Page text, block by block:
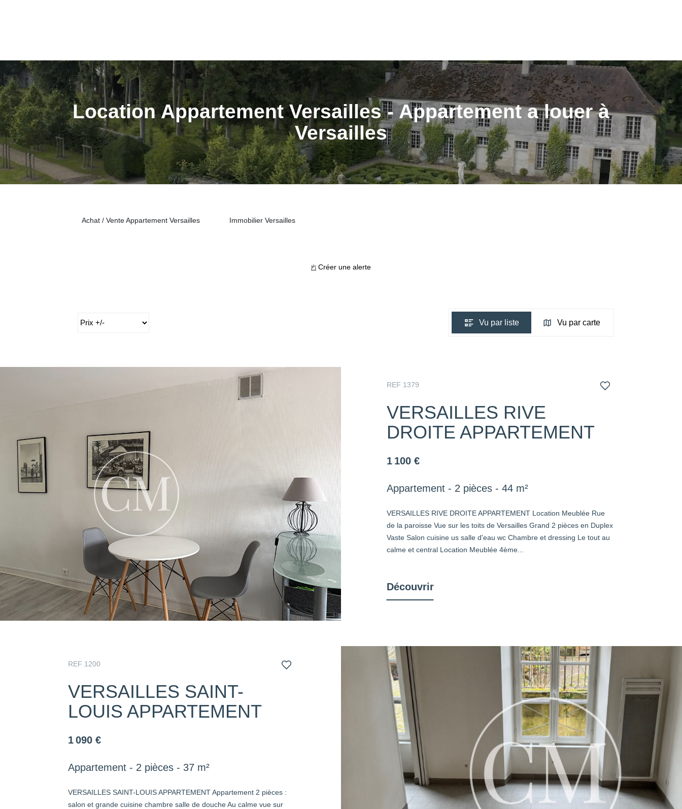
Location Appartement Versailles - Appartement a louer à
Versailles
Achat / Vente Appartement Versailles Immobilier Versailles
Créer une alerte
Vu par liste Vu par carte
REF 1379
VERSAILLES RIVE
DROITE APPARTEMENT
1 100 €
Appartement - 2 pièces - 44 m²
VERSAILLES RIVE DROITE APPARTEMENT Location Meublée Rue
de la paroisse Vue sur les toits de Versailles Grand 2 pièces en Duplex
Vaste Salon cuisine us salle d'eau wc Chambre et dressing Le tout au
calme et central Location Meublée 4ème...
Découvrir
REF 1200
VERSAILLES SAINT-
LOUIS APPARTEMENT
1 090 €
Appartement - 2 pièces - 37 m²
VERSAILLES SAINT-LOUIS APPARTEMENT Appartement 2 pièces :
salon et grande cuisine chambre salle de douche Au calme vue sur